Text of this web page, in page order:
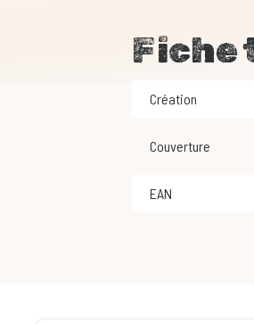
Fiche
Création
Couverture
EAN